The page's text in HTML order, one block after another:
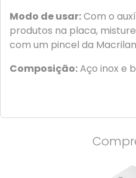
Modo de usar:Com o
produtos na placa,
com um pincel da
Composição:Aço inox e